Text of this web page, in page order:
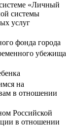
«Личный
системы
услуг
фонда города
убежища
на
в отношении
Российской
в отношении